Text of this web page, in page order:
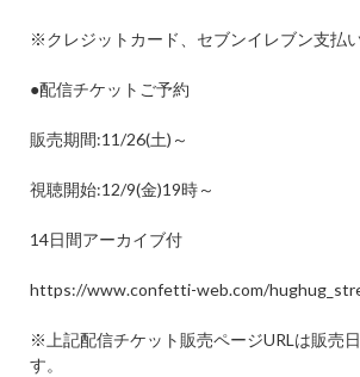
※クレジットカード、セブンイレブン支払
●配信チケットご予約
販売期間:11/26(土) ～
視聴開始:12/9(金)19時～
14日間アーカイブ付
https://www.confetti-web.com/
※ 上記配信チケット販売ページURL は販売
す。